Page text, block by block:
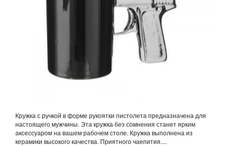
Кружка с ручкой в форме рукоятки пистолета предназначена для
настоящего мужчины. Эта кружка без сомнения станет ярким
аксессуаром на вашем рабочем столе. Кружка выполнена из
керамики высокого качества. Приятного чаепития....